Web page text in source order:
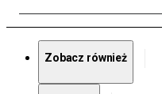
Zobacz również